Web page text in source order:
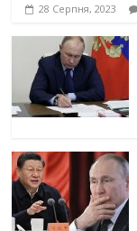
28 Серпня, 2023